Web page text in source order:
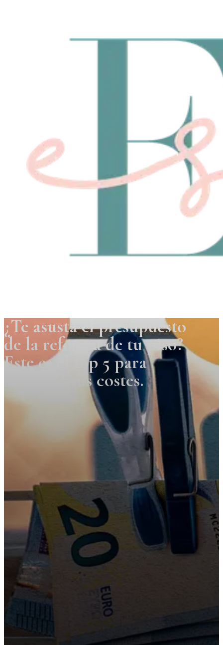
¿Te asusta el presupuesto
de la reforma de tu piso?
Este es el top 5 para
abaratar sus costes.